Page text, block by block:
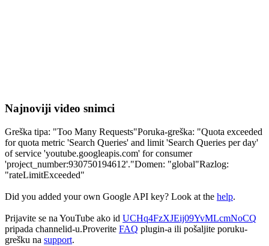
Najnoviji video snimci
Greška tipa: "Too Many Requests"Poruka-greška: "Quota exceeded
for quota metric 'Search Queries' and limit 'Search Queries per day'
of service 'youtube.googleapis.com' for consumer
'project_number:930750194612'."Domen: "global"Razlog:
"rateLimitExceeded"
Did you added your own Google API key? Look at the help.
Prijavite se na YouTube ako id UCHq4FzXJEij09YvMLcmNoCQ
pripada channelid-u.Proverite FAQ plugin-a ili pošaljite poruku-
grešku na support.